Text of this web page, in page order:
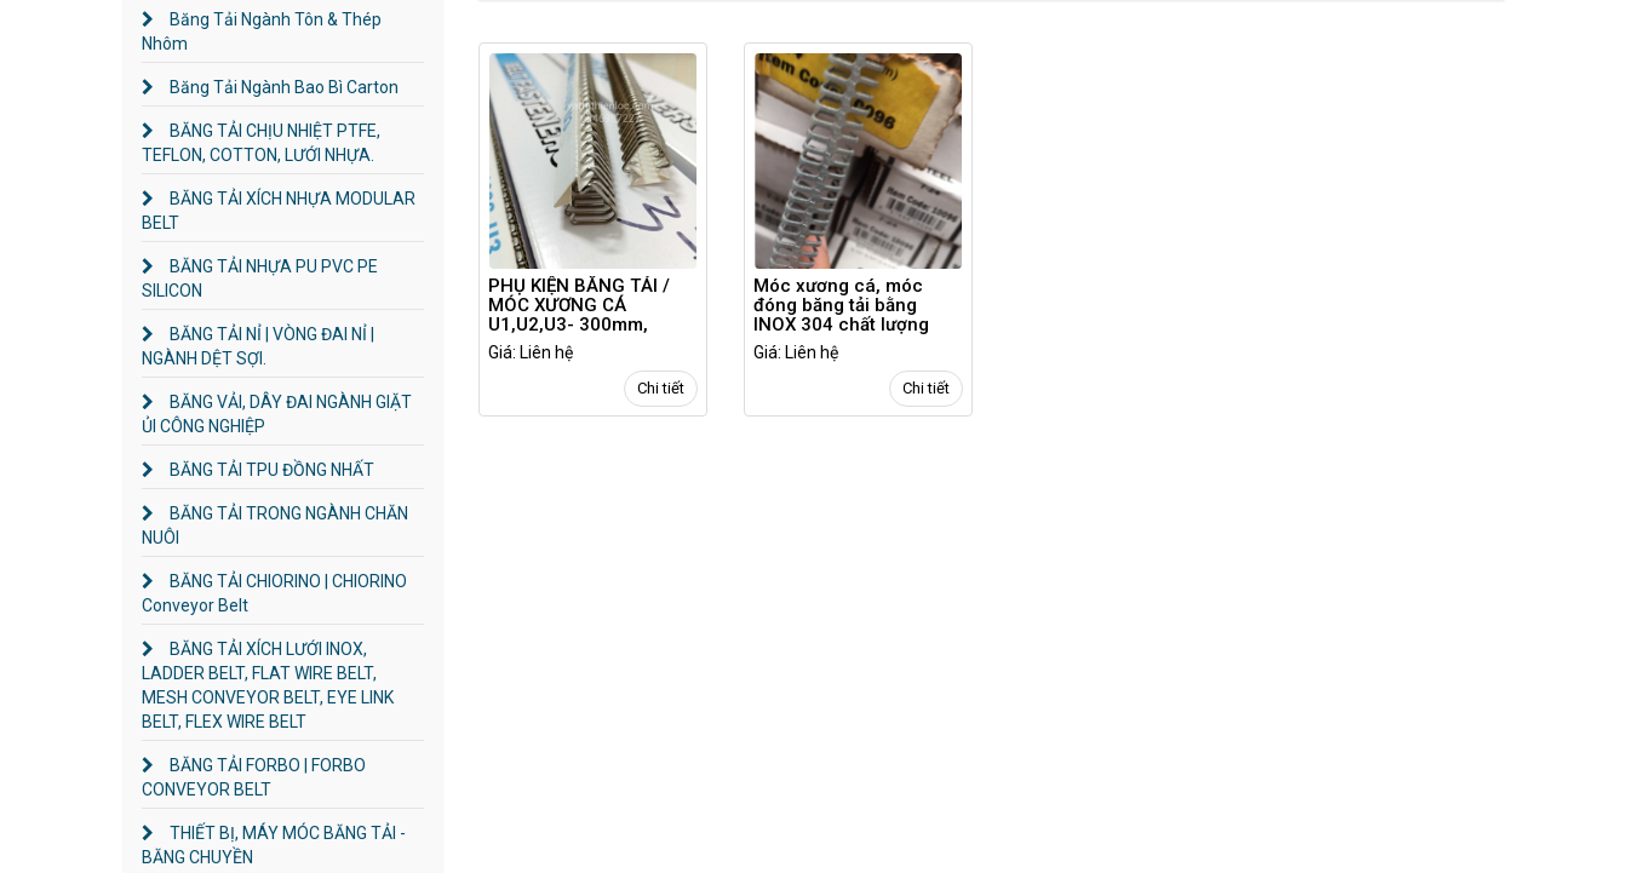
Băng Tải Ngành Tôn & Thép
Nhôm
Băng Tải Ngành Bao Bì Carton
BĂNG TẢI CHỊU NHIỆT PTFE,
TEFLON, COTTON, LƯỚI NHỰA.
BĂNG TẢI XÍCH NHỰA MODULAR
BELT
BĂNG TẢI NHỰA PU PVC PE
SILICON
BĂNG TẢI NỈ | VÒNG ĐAI NỈ |
NGÀNH DỆT SỢI.
BĂNG VẢI, DÂY ĐAI NGÀNH GIẶT
ỦI CÔNG NGHIỆP
BĂNG TẢI TPU ĐỒNG NHẤT
BĂNG TẢI TRONG NGÀNH CHĂN
NUÔI
BĂNG TẢI CHIORINO | CHIORINO
Conveyor Belt
BĂNG TẢI XÍCH LƯỚI INOX,
LADDER BELT, FLAT WIRE BELT,
MESH CONVEYOR BELT, EYE LINK
BELT, FLEX WIRE BELT
BĂNG TẢI FORBO | FORBO
CONVEYOR BELT
THIẾT BỊ, MÁY MÓC BĂNG TẢI -
BĂNG CHUYỀN
PHỤ KIỆN BĂNG TẢI /
MÓC XƯƠNG CÁ
U1,U2,U3- 300mm,
600mm
Giá: Liên hệ
Chi tiết
Móc xương cá, móc
đóng băng tải bằng
INOX 304 chất lượng
cao | Móc 7S24 USA
Giá: Liên hệ
Chi tiết